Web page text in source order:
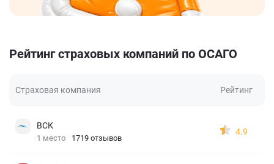
Рейтинг страховых компаний по ОСАГО
Страховая компания Рейтинг
ВСК
1 место 1719 отзывов
4.9